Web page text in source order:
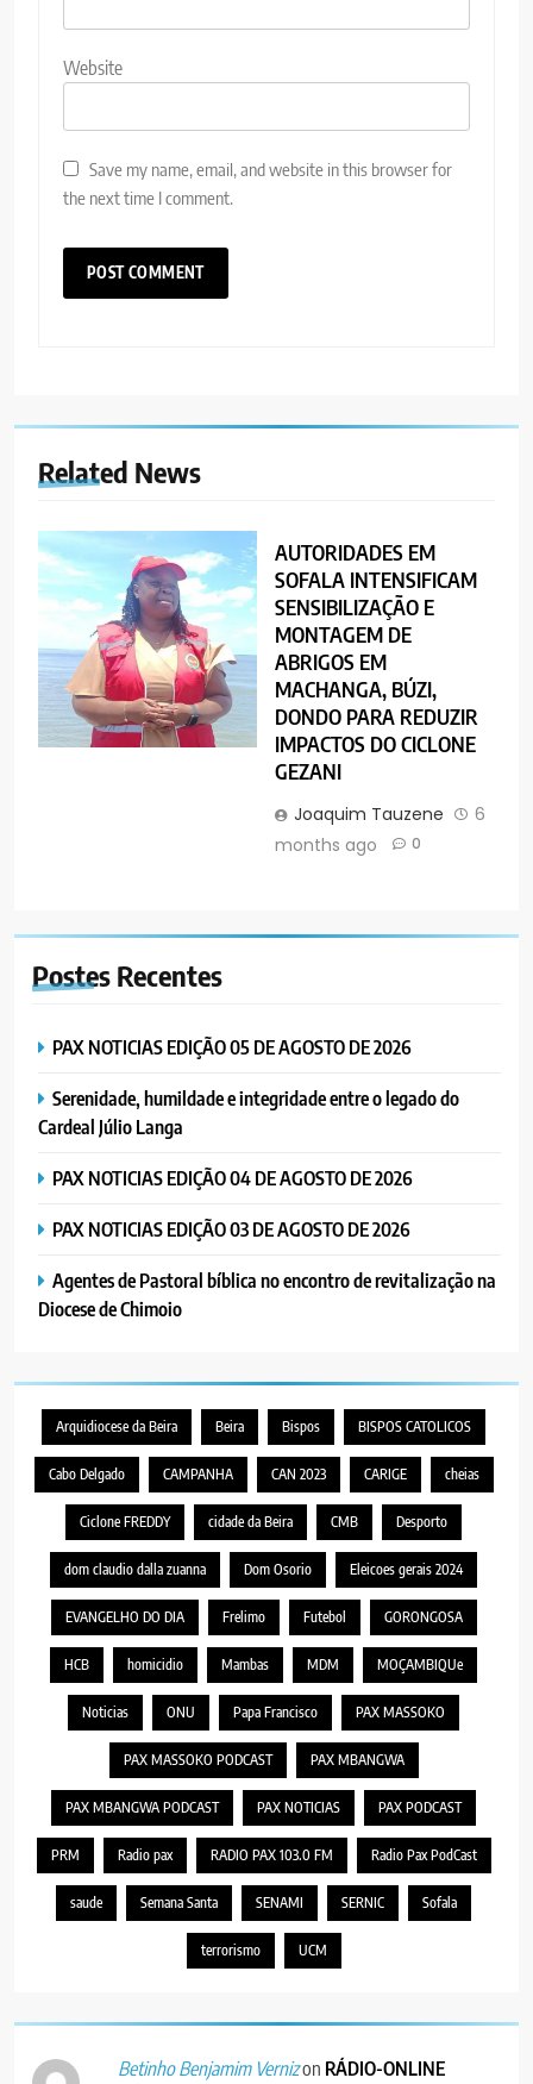
Website
Save my name, email, and website in this browser for
the next time I comment.
Related News
AUTORIDADES EM
SOFALA INTENSIFICAM
SENSIBILIZAÇÃO E
MONTAGEM DE
ABRIGOS EM
MACHANGA, BÚZI,
DONDO PARA REDUZIR
IMPACTOS DO CICLONE
GEZANI
Joaquim Tauzene
6
months ago
0
Postes Recentes
PAX NOTICIAS EDIÇÃO 05 DE AGOSTO DE 2026
Serenidade, humildade e integridade entre o legado do
Cardeal Júlio Langa
PAX NOTICIAS EDIÇÃO 04 DE AGOSTO DE 2026
PAX NOTICIAS EDIÇÃO 03 DE AGOSTO DE 2026
Agentes de Pastoral bíblica no encontro de revitalização na
Diocese de Chimoio
Arquidiocese da Beira Beira Bispos BISPOS CATOLICOS
Cabo Delgado CAMPANHA CAN 2023 CARIGE cheias
Ciclone FREDDY cidade da Beira CMB Desporto
dom claudio dalla zuanna Dom Osorio Eleicoes gerais 2024
EVANGELHO DO DIA Frelimo Futebol GORONGOSA
HCB homicidio Mambas MDM MOÇAMBIQUe
Noticias ONU Papa Francisco PAX MASSOKO
PAX MASSOKO PODCAST PAX MBANGWA
PAX MBANGWA PODCAST PAX NOTICIAS PAX PODCAST
PRM Radio pax RADIO PAX 103.0 FM Radio Pax PodCast
saude Semana Santa SENAMI SERNIC Sofala
terrorismo UCM
Betinho Benjamim Vernizon RÁDIO-ONLINE